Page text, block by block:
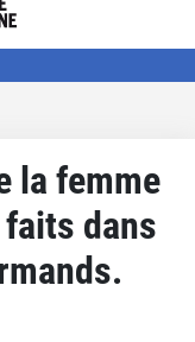
la femme
dans